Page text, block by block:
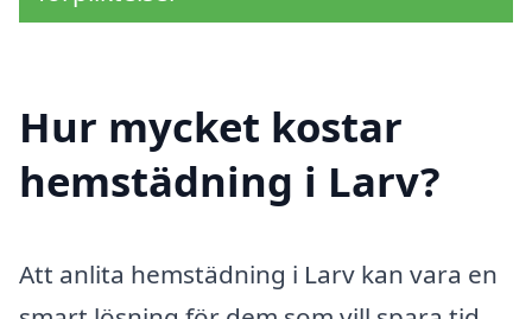
Hur mycket kostar
hemstädning i Larv?
Att anlita hemstädning i Larv kan vara en